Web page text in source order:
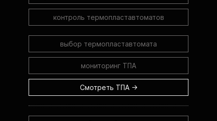
контроль термопластавтоматов
выбор термопластавтомата
мониторинг ТПА
Смотреть ТПА →